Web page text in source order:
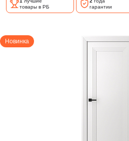
товары в РБ
гарантии
Новинка